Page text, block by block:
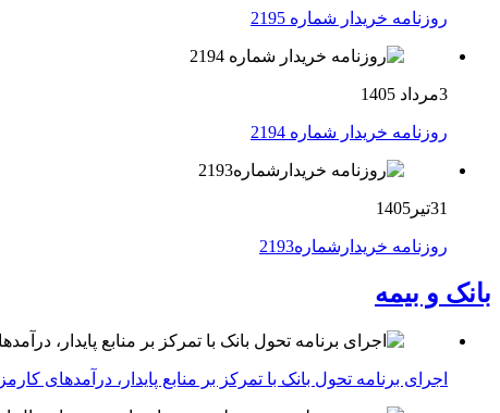
روزنامه خریدار شماره 2195
3مرداد 1405
روزنامه خریدار شماره 2194
31تیر1405
روزنامه خریدارشماره2193
بانک و بیمه
اجرای برنامه تحول بانک با تمرکز بر منابع پایدار، درآمدهای